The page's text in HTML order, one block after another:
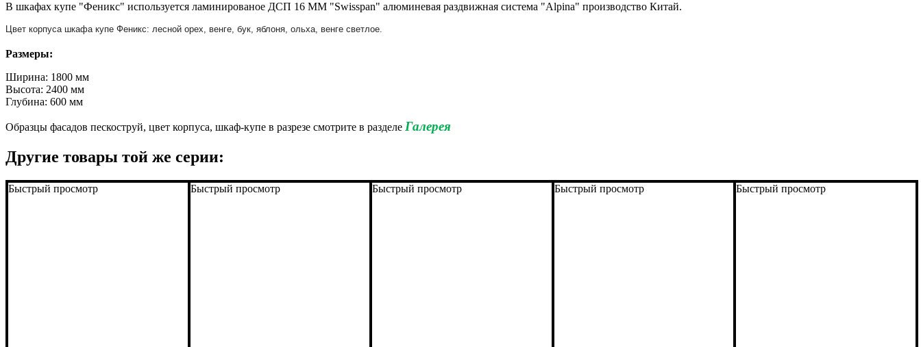
В шкафах купе "Феникс" используется ламинированое ДСП 16 ММ "Swisspan" алюминевая раздвижная система "Alpina" производство Китай.
Цвет корпуса шкафа купе Феникс: лесной орех, венге, бук, яблоня, ольха, венге светлое.
Размеры:
Ширина: 1800 мм
Высота: 2400 мм
Глубина: 600 мм
Образцы фасадов пескоструй, цвет корпуса, шкаф-купе в разрезе смотрите в разделе Галерея
Другие товары той же серии:
Быстрый просмотр Быстрый просмотр Быстрый просмотр Быстрый просмотр Быстрый просмотр